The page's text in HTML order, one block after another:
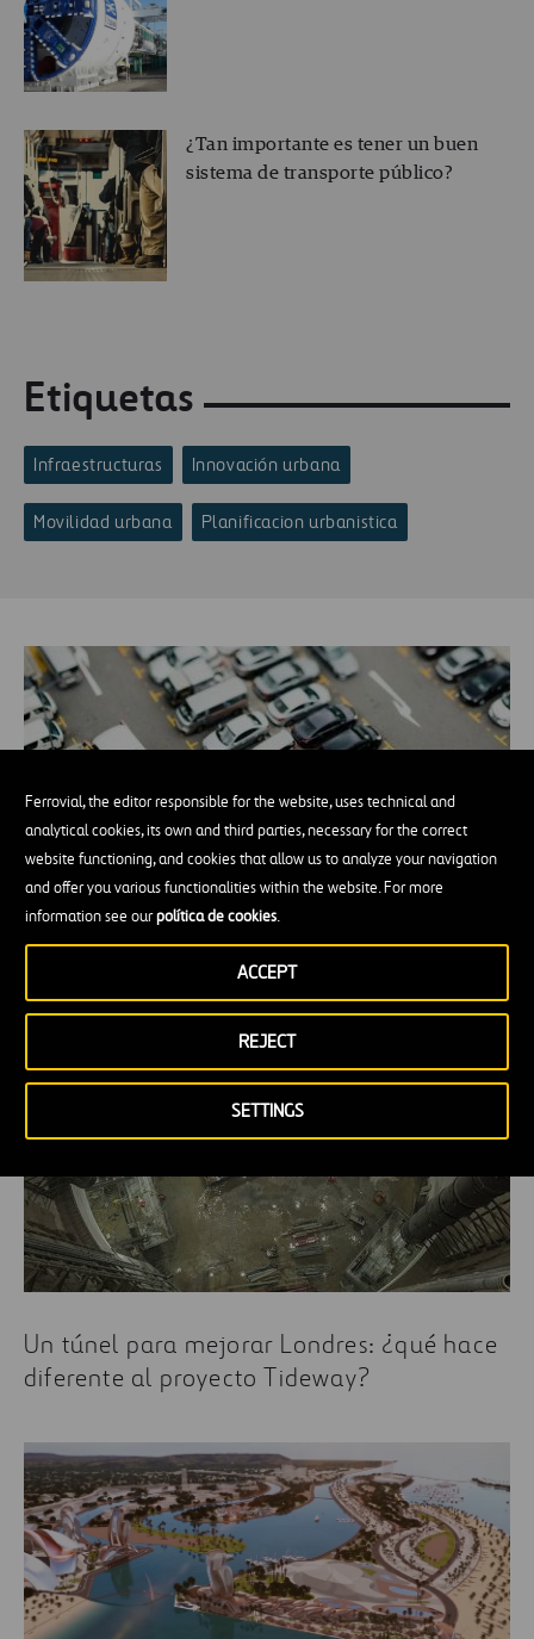
Ferrovial, the editor responsible for the website, uses technical and
analytical cookies, its own and third parties, necessary for the correct
website functioning, and cookies that allow us to analyze your navigation
and offer you various functionalities within the website. For more
information see ourpolítica de cookies.
SETTINGS
REJECT
ACCEPT
¿Tan importante es tener un buen
sistema de transporte público?
Etiquetas
Infraestructuras Innovación urbana
Movilidad urbana Planificacion urbanistica
¿Cómo podemos resolver la congestión
Un túnel para mejorar Londres: ¿qué hace
diferente al proyecto Tideway?